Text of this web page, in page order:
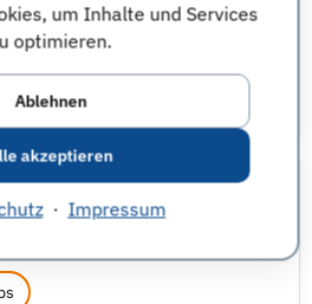
um Inhalte und Services
optimieren.
Ablehnen
akzeptieren
· Impressum
- SAP Daten